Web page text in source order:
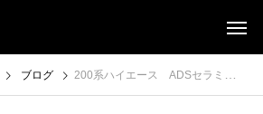
ブログ 200系ハイエース ADSセラミックコーティング施工（藤沢・茅ケ崎でカーコーティングするならADSへ）